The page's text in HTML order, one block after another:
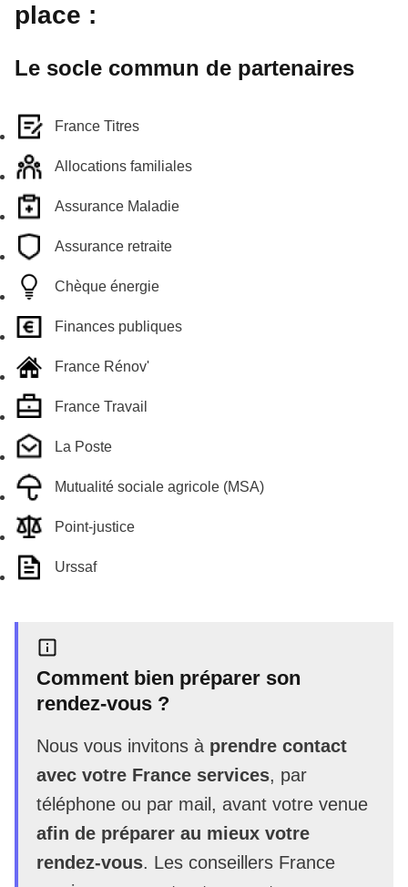
place :
Le socle commun de partenaires
France Titres
Allocations familiales
Assurance Maladie
Assurance retraite
Chèque énergie
Finances publiques
France Rénov'
France Travail
La Poste
Mutualité sociale agricole (MSA)
Point-justice
Urssaf
Comment bien préparer son
rendez-vous ?
Nous vous invitons à prendre contact
avec votre France services, par
téléphone ou par mail, avant votre venue
afin de préparer au mieux votre
rendez-vous. Les conseillers France